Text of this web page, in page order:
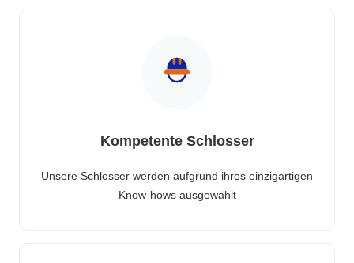
Kompetente Schlosser
Unsere Schlosser werden aufgrund ihres einzigartigen
Know-hows ausgewählt